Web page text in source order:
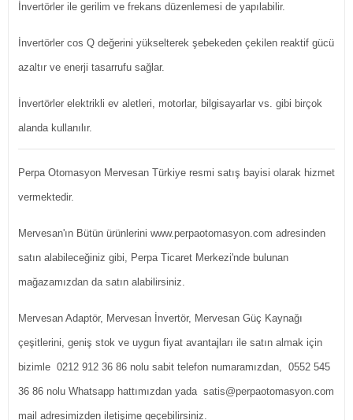
İnvertörler ile gerilim ve frekans düzenlemesi de yapılabilir.
İnvertörler cos Q değerini yükselterek şebekeden çekilen reaktif gücü
azaltır ve enerji tasarrufu sağlar.
İnvertörler elektrikli ev aletleri, motorlar, bilgisayarlar vs. gibi birçok
alanda kullanılır.
Perpa Otomasyon Mervesan Türkiye resmi satış bayisi olarak hizmet
vermektedir.
Mervesan'ın Bütün ürünlerini www.perpaotomasyon.com adresinden
satın alabileceğiniz gibi, Perpa Ticaret Merkezi'nde bulunan
mağazamızdan da satın alabilirsiniz.
Mervesan Adaptör, Mervesan İnvertör, Mervesan Güç Kaynağı
çeşitlerini, geniş stok ve uygun fiyat avantajları ile satın almak için
bizimle 0212 912 36 86 nolu sabit telefon numaramızdan, 0552 545
36 86 nolu Whatsapp hattımızdan yada satis@perpaotomasyon.com
mail adresimizden iletişime geçebilirsiniz.